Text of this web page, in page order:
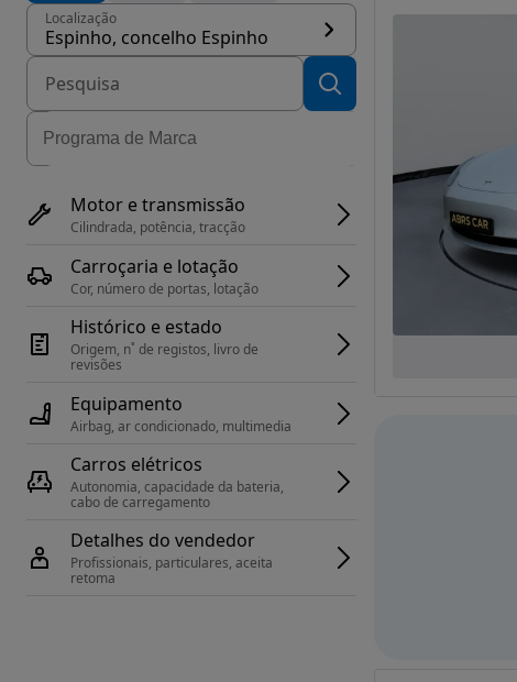
Localização
Espinho, concelho Espinho
Motor e transmissão
Cilindrada, potência, tracção
Carroçaria e lotação
Cor, número de portas, lotação
Histórico e estado
Origem, n˚ de registos, livro de
revisões
Equipamento
Airbag, ar condicionado, multimedia
Carros elétricos
Autonomia, capacidade da bateria,
cabo de carregamento
Detalhes do vendedor
Profissionais, particulares, aceita
retoma